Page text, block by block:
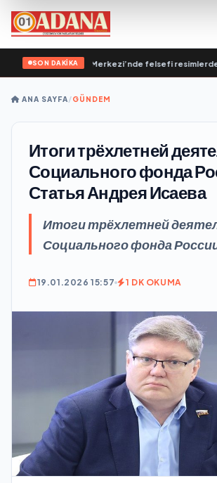
SON DAKİKA
Genel Merkezi’nde felsefi resimlerden
ANA SAYFA/GÜNDEM
Итоги трёхлетней
Социального фонда
Статья Андрея Исаева
Итоги трёхлетней
Социального фонда
19.01.2026 15:57 1 DK OKUMA